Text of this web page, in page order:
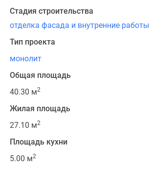
Стадия строительства
отделка фасада и внутренние работы
Тип проекта
монолит
Общая площадь
40.30 м2
Жилая площадь
27.10 м2
Площадь кухни
5.00 м2